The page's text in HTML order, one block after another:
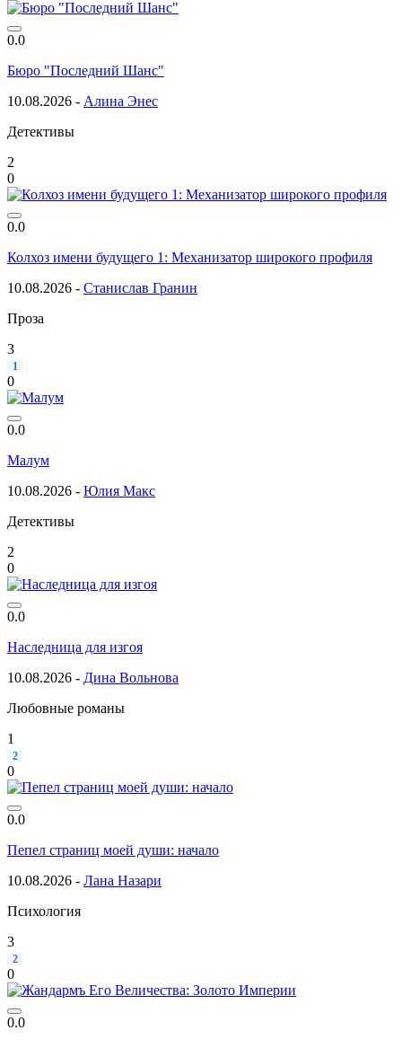
0.0
Бюро "Последний Шанс"
10.08.2026 - Алина Энес
Детективы
2
0
0.0
Колхоз имени будущего 1: Механизатор широкого профиля
10.08.2026 - Станислав Гранин
Проза
3
1
0
0.0
Малум
10.08.2026 - Юлия Макс
Детективы
2
0
0.0
Наследница для изгоя
10.08.2026 - Дина Вольнова
Любовные романы
1
2
0
0.0
Пепел страниц моей души: начало
10.08.2026 - Лана Назари
Психология
3
2
0
0.0